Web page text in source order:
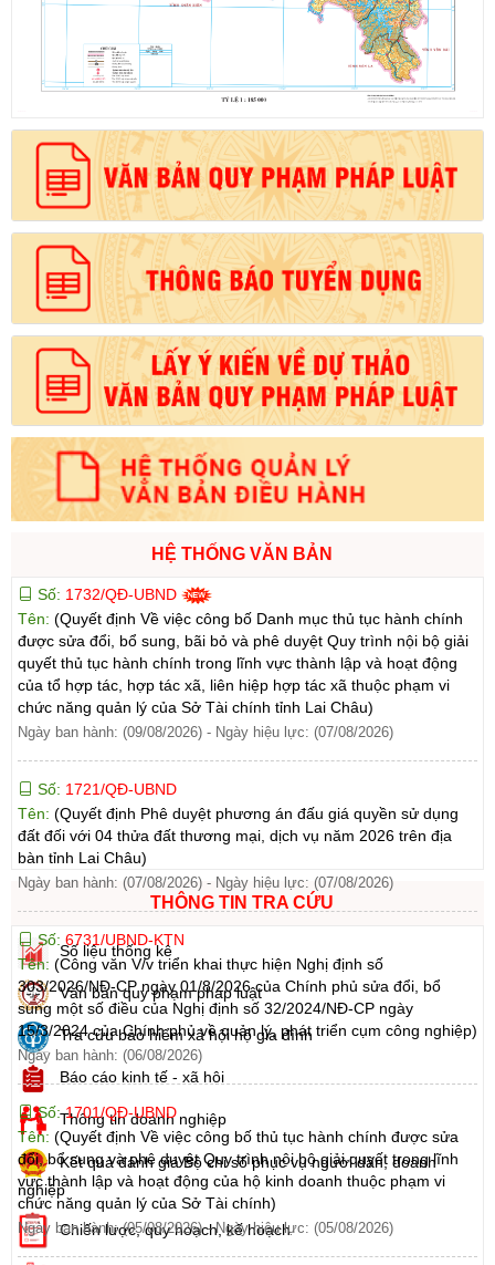
HỆ THỐNG VĂN BẢN
Số: 1732/QĐ-UBND
Tên: (Quyết định Về việc công bố Danh mục thủ tục hành chính
được sửa đổi, bổ sung, bãi bỏ và phê duyệt Quy trình nội bộ giải
quyết thủ tục hành chính trong lĩnh vực thành lập và hoạt động
của tổ hợp tác, hợp tác xã, liên hiệp hợp tác xã thuộc phạm vi
chức năng quản lý của Sở Tài chính tỉnh Lai Châu)
Ngày ban hành: (09/08/2026) - Ngày hiệu lực: (07/08/2026)
Số: 1721/QĐ-UBND
Tên: (Quyết định Phê duyệt phương án đấu giá quyền sử dụng
đất đối với 04 thửa đất thương mại, dịch vụ năm 2026 trên địa
bàn tỉnh Lai Châu)
Ngày ban hành: (07/08/2026) - Ngày hiệu lực: (07/08/2026)
Số: 6731/UBND-KTN
Tên: (Công văn V/v triển khai thực hiện Nghị định số
303/2026/NĐ-CP ngày 01/8/2026 của Chính phủ sửa đổi, bổ
sung một số điều của Nghị định số 32/2024/NĐ-CP ngày
15/3/2024 của Chính phủ về quản lý, phát triển cụm công nghiệp)
Ngày ban hành: (06/08/2026)
Số:1701/QĐ-UBND
Tên: (Quyết định Về việc công bố thủ tục hành chính được sửa
đổi, bổ sung và phê duyệt Quy trình nội bộ giải quyết trong lĩnh
vực thành lập và hoạt động của hộ kinh doanh thuộc phạm vi
chức năng quản lý của Sở Tài chính)
Ngày ban hành: (05/08/2026) -Ngày hiệu lực: (05/08/2026)
THÔNG TIN TRA CỨU
Số liệu thống kê
Văn bản quy phạm pháp luật
Tra cứu bảo hiểm xã hội hộ gia đình
Báo cáo kinh tế - xã hội
Thông tin doanh nghiệp
Kết quả đánh giá Bộ chỉ số phục vụ người dân, doanh
nghiệp
Chiến lược, quy hoạch, kế hoạch